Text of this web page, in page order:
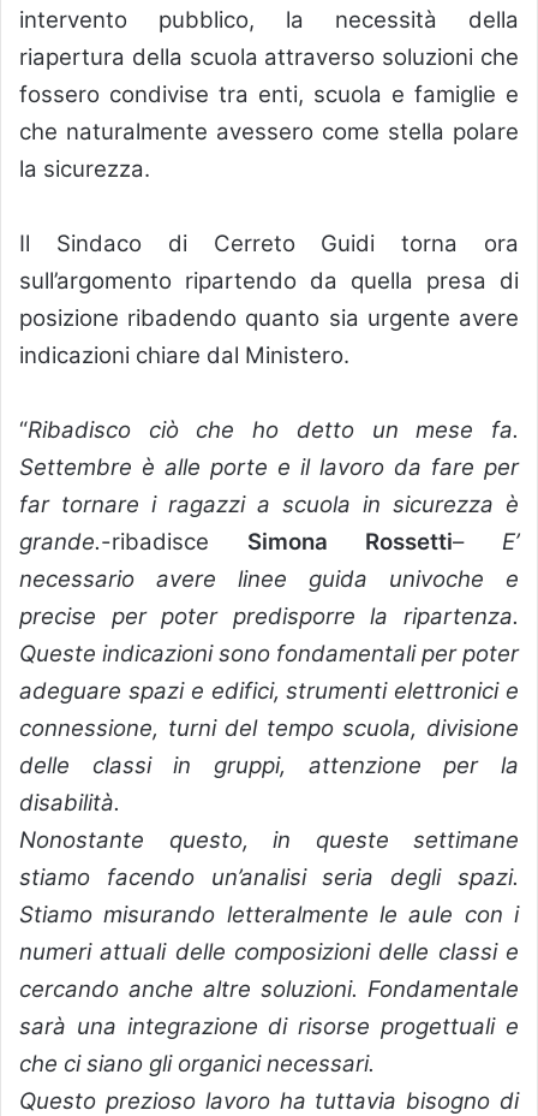
intervento pubblico, la necessità della
riapertura della scuola attraverso soluzioni che
fossero condivise tra enti, scuola e famiglie e
che naturalmente avessero come stella polare
la sicurezza.
Il Sindaco di Cerreto Guidi torna ora
sull’argomento ripartendo da quella presa di
posizione ribadendo quanto sia urgente avere
indicazioni chiare dal Ministero.
“Ribadisco ciò che ho detto un mese fa.
Settembre è alle porte e il lavoro da fare per
far tornare i ragazzi a scuola in sicurezza è
grande.-ribadisce Simona Rossetti– E’
necessario avere linee guida univoche e
precise per poter predisporre la ripartenza.
Queste indicazioni sono fondamentali per poter
adeguare spazi e edifici, strumenti elettronici e
connessione, turni del tempo scuola, divisione
delle classi in gruppi, attenzione per la
disabilità.
Nonostante questo, in queste settimane
stiamo facendo un’analisi seria degli spazi.
Stiamo misurando letteralmente le aule con i
numeri attuali delle composizioni delle classi e
cercando anche altre soluzioni. Fondamentale
sarà una integrazione di risorse progettuali e
che ci siano gli organici necessari.
Questo prezioso lavoro ha tuttavia bisogno di